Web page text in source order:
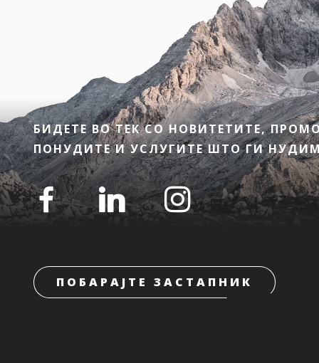
БИДЕТЕ ВО ТЕК СО НОВИТЕТИТЕ,
ПОНУДИТЕ И УСЛУГИТЕ ШТО ГИ
ПОБАРАЈТЕ ЗАСТАПНИК